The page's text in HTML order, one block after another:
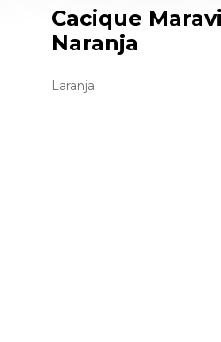
Cacique
Naranja
Laranja